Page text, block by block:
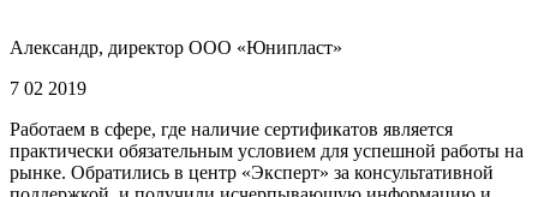
Александр, директор ООО «Юнипласт»
7 02 2019
Работаем в сфере, где наличие сертификатов является
практически обязательным условием для успешной работы на
рынке. Обратились в центр «Эксперт» за консультативной